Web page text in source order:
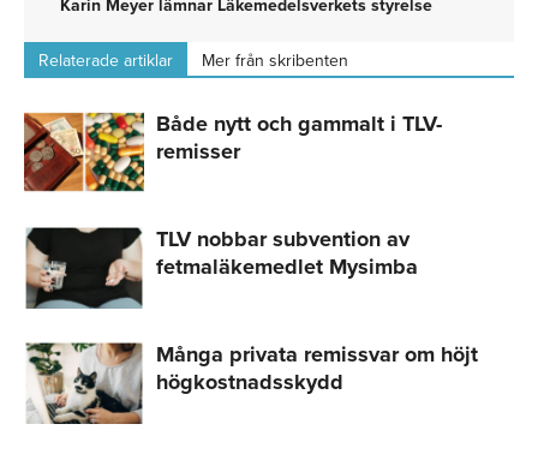
Karin Meyer lämnar Läkemedelsverkets styrelse
Relaterade artiklar Mer från skribenten
Både nytt och gammalt i TLV-
remisser
TLV nobbar subvention av
fetmaläkemedlet Mysimba
Många privata remissvar om höjt
högkostnadsskydd